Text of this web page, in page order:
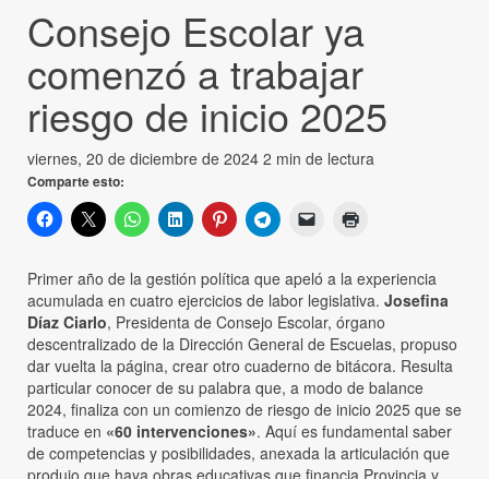
Consejo Escolar ya
comenzó a trabajar
riesgo de inicio 2025
viernes, 20 de diciembre de 2024 2 min de lectura
Comparte esto:
Primer año de la gestión política que apeló a la experiencia
acumulada en cuatro ejercicios de labor legislativa. Josefina
Díaz Ciarlo, Presidenta de Consejo Escolar, órgano
descentralizado de la Dirección General de Escuelas, propuso
dar vuelta la página, crear otro cuaderno de bitácora. Resulta
particular conocer de su palabra que, a modo de balance
2024, finaliza con un comienzo de riesgo de inicio 2025 que se
traduce en «60 intervenciones». Aquí es fundamental saber
de competencias y posibilidades, anexada la articulación que
produjo que haya obras educativas que financia Provincia y